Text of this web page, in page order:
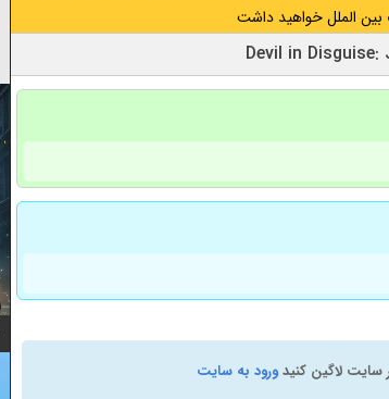
بین الملل خواهید داشت
سایت لاگین کنیدورود به سایت